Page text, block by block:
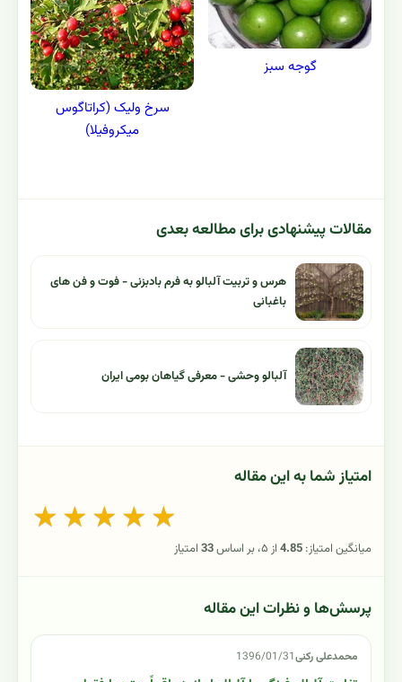
گوجه سبز
سرخ ولیک (کراتاگوس
میکروفیلا)
مقالات پیشنهادی برای مطالعه بعدی
هرس و تربیت آلبالو به فرم بادبزنی - فوت و فن های
باغبانی
آلبالو وحشی - معرفی گیاهان بومی ایران
امتیاز شما به این مقاله
★ ★ ★ ★ ★
میانگین امتیاز: 4.85از ۵، بر اساس 33امتیاز
پرسش‌ها و نظرات این مقاله
محمدعلی رکنی1396/01/31